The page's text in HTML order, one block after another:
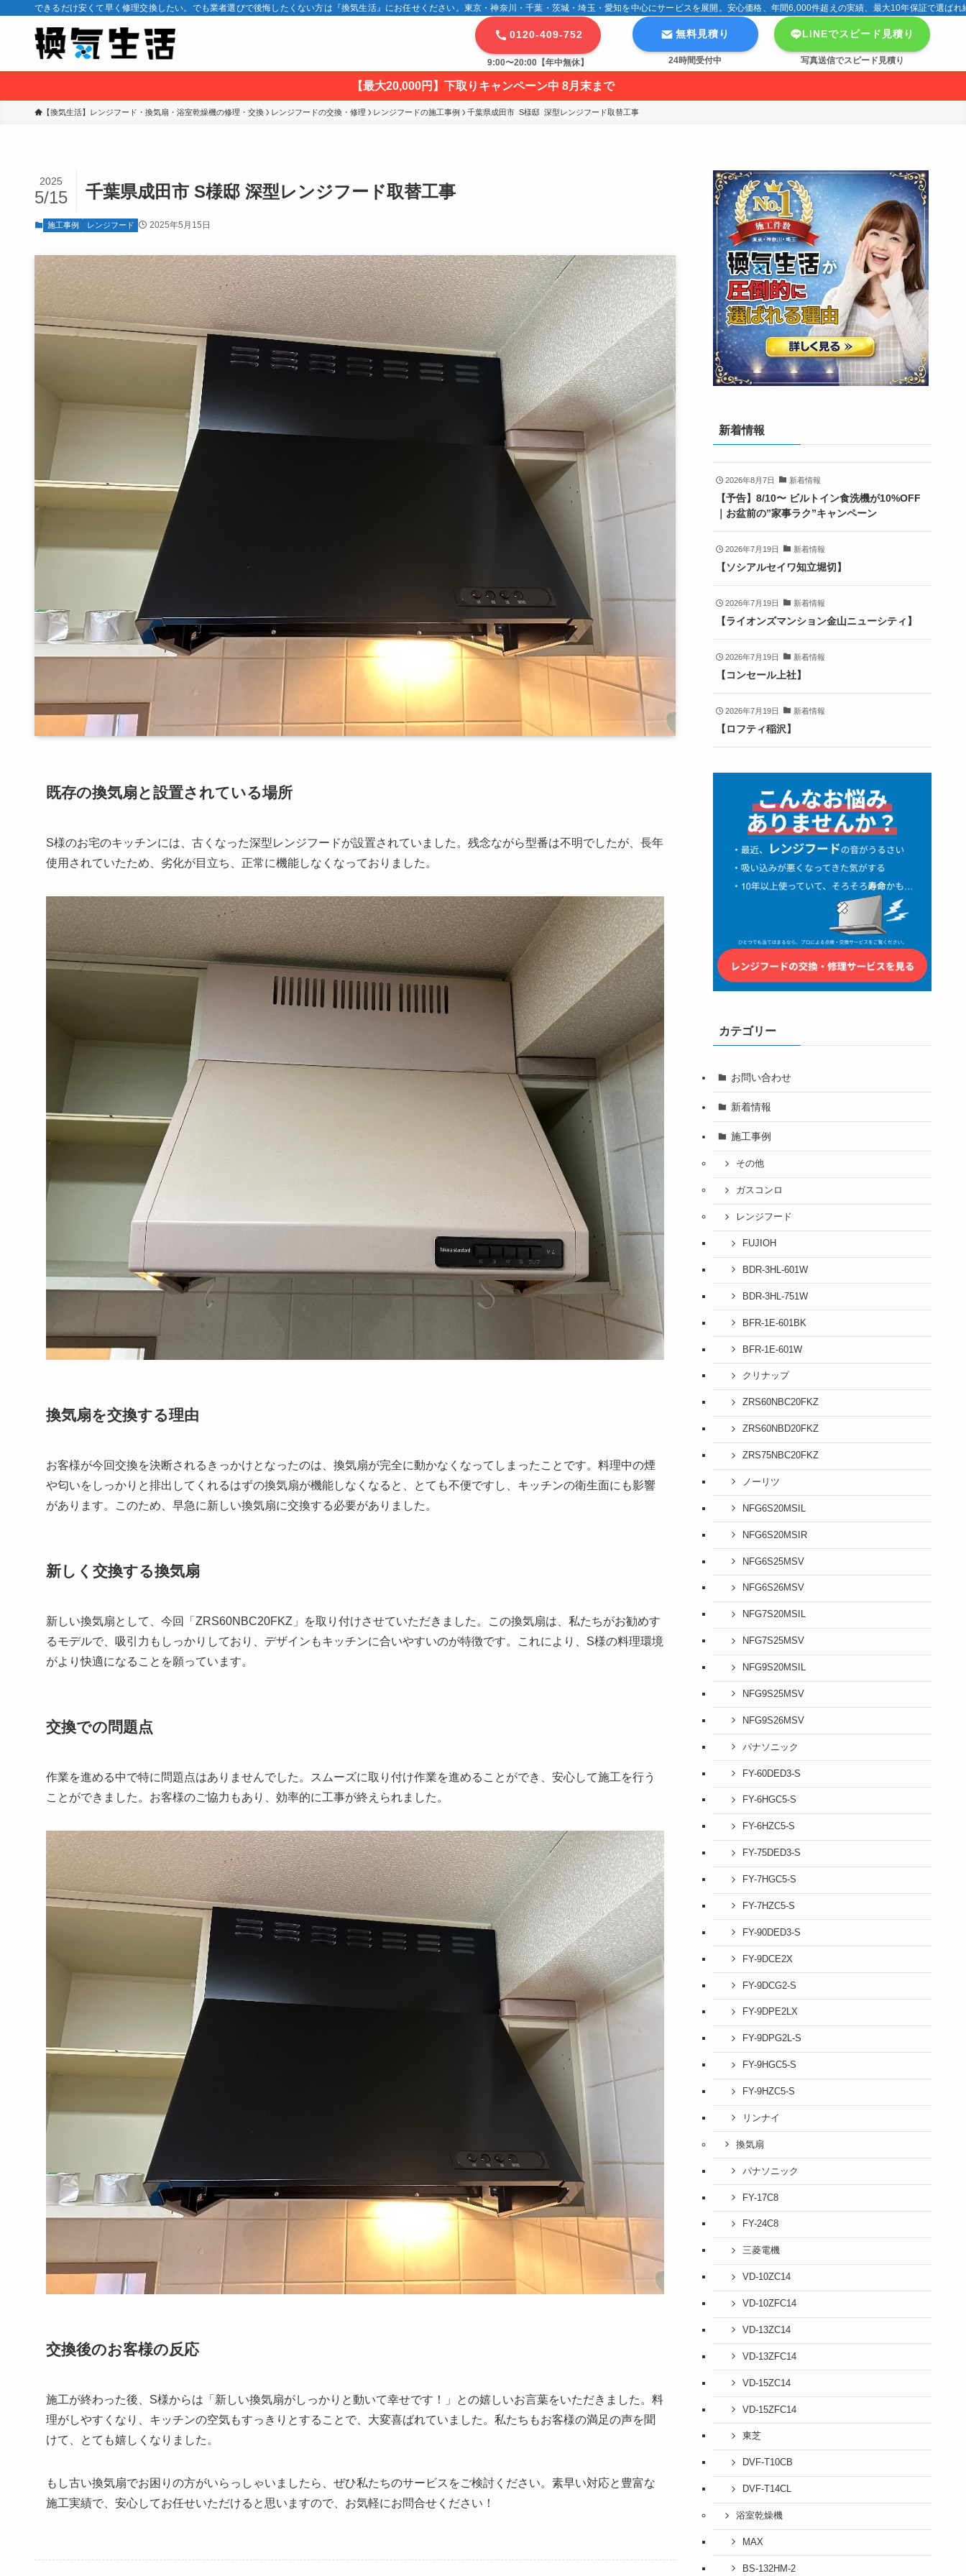
できるだけ安くて早く修理交換したい。でも業者選びで後悔したくない方は『換気生活』にお任せください。東京・神奈川・千葉・茨城・埼玉・愛知を中心にサービスを展開。安心価格、年間6,000件超えの実績、最大10年保証で選ばれ
0120-409-752
9:00〜20:00【年中無休】
無料見積り
24時間受付中
LINEでスピード見積り
写真送信でスピード見積り
【最大20,000円】下取りキャンペーン中 8月末まで
【換気生活】レンジフード・換気扇・浴室乾燥機の修理・交換 レンジフードの交換・修理 レンジフードの施工事例 千葉県成田市  S様邸  深型レンジフード取替工事
千葉県成田市 S様邸 深型レンジフード取替工事
2025
5/15
施工事例 レンジフード 2025年5月15日
既存の換気扇と設置されている場所
S様のお宅のキッチンには、古くなった深型レンジフードが設置されていました。残念ながら型番は不明でしたが、長年
使用されていたため、劣化が目立ち、正常に機能しなくなっておりました。
換気扇を交換する理由
お客様が今回交換を決断されるきっかけとなったのは、換気扇が完全に動かなくなってしまったことです。料理中の煙
や匂いをしっかりと排出してくれるはずの換気扇が機能しなくなると、とても不便ですし、キッチンの衛生面にも影響
があります。このため、早急に新しい換気扇に交換する必要がありました。
新しく交換する換気扇
新しい換気扇として、今回「ZRS60NBC20FKZ」を取り付けさせていただきました。この換気扇は、私たちがお勧めす
るモデルで、吸引力もしっかりしており、デザインもキッチンに合いやすいのが特徴です。これにより、S様の料理環境
がより快適になることを願っています。
交換での問題点
作業を進める中で特に問題点はありませんでした。スムーズに取り付け作業を進めることができ、安心して施工を行う
ことができました。お客様のご協力もあり、効率的に工事が終えられました。
交換後のお客様の反応
施工が終わった後、S様からは「新しい換気扇がしっかりと動いて幸せです！」との嬉しいお言葉をいただきました。料
理がしやすくなり、キッチンの空気もすっきりとすることで、大変喜ばれていました。私たちもお客様の満足の声を聞
けて、とても嬉しくなりました。
もし古い換気扇でお困りの方がいらっしゃいましたら、ぜひ私たちのサービスをご検討ください。素早い対応と豊富な
施工実績で、安心してお任せいただけると思いますので、お気軽にお問合せください！
新着情報
2026年8月7日 新着情報
【予告】8/10〜 ビルトイン食洗機が10%OFF
｜お盆前の”家事ラク”キャンペーン
2026年7月19日 新着情報
【ソシアルセイワ知立堀切】
2026年7月19日 新着情報
【ライオンズマンション金山ニューシティ】
2026年7月19日 新着情報
【コンセール上社】
2026年7月19日 新着情報
【ロフティ稲沢】
カテゴリー
お問い合わせ
新着情報
施工事例
その他
ガスコンロ
レンジフード
FUJIOH
BDR-3HL-601W
BDR-3HL-751W
BFR-1E-601BK
BFR-1E-601W
クリナップ
ZRS60NBC20FKZ
ZRS60NBD20FKZ
ZRS75NBC20FKZ
ノーリツ
NFG6S20MSIL
NFG6S20MSIR
NFG6S25MSV
NFG6S26MSV
NFG7S20MSIL
NFG7S25MSV
NFG9S20MSIL
NFG9S25MSV
NFG9S26MSV
パナソニック
FY-60DED3-S
FY-6HGC5-S
FY-6HZC5-S
FY-75DED3-S
FY-7HGC5-S
FY-7HZC5-S
FY-90DED3-S
FY-9DCE2X
FY-9DCG2-S
FY-9DPE2LX
FY-9DPG2L-S
FY-9HGC5-S
FY-9HZC5-S
リンナイ
換気扇
パナソニック
FY-17C8
FY-24C8
三菱電機
VD-10ZC14
VD-10ZFC14
VD-13ZC14
VD-13ZFC14
VD-15ZC14
VD-15ZFC14
東芝
DVF-T10CB
DVF-T14CL
浴室乾燥機
MAX
BS-132HM-2